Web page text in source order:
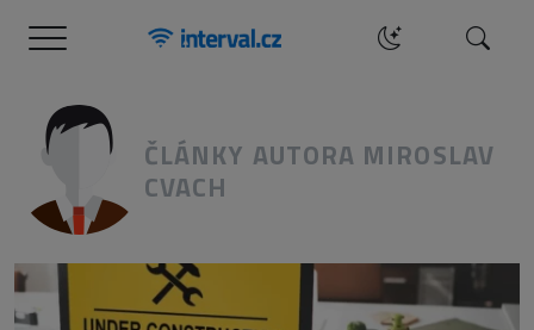
Menu Hledat
ČLÁNKY AUTORA MIROSLAV
CVACH